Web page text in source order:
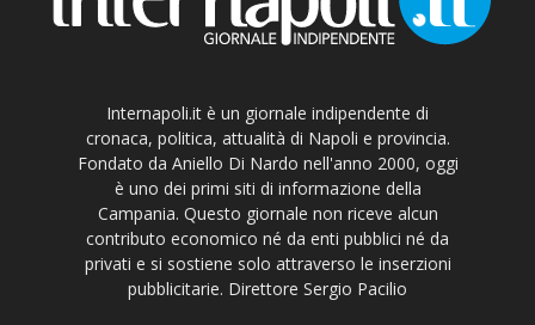
Internapoli.it è un giornale indipendente di
cronaca, politica, attualità di Napoli e provincia.
Fondato da Aniello Di Nardo nell'anno 2000, oggi
è uno dei primi siti di informazione della
Campania. Questo giornale non riceve alcun
contributo economico né da enti pubblici né da
privati e si sostiene solo attraverso le inserzioni
pubblicitarie. Direttore Sergio Pacilio